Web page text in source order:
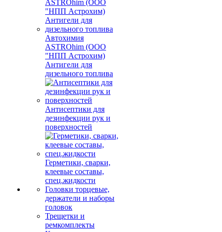
Автохимия
ASTROhim (ООО
"НПП Астрохим)
Антигели для
дизельного топлива
Антисептики для
дезинфекции рук и
поверхностей
Герметики, сварки,
клеевые составы,
спец.жидкости
Головки торцевые,
держатели и наборы
головок
Трещетки и
ремкомплекты